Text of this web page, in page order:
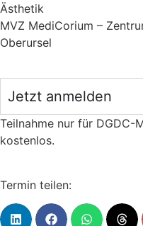
Ästhetik
MVZ MediCorium –
Oberursel
Jetzt anmelden
Teilnahme nur für DGDC-
kostenlos.
Termin teilen: